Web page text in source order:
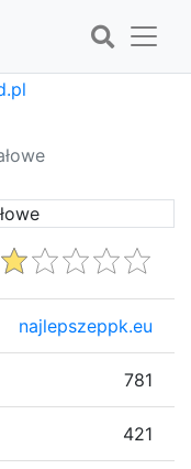
najlepszeppk.eu
781
421